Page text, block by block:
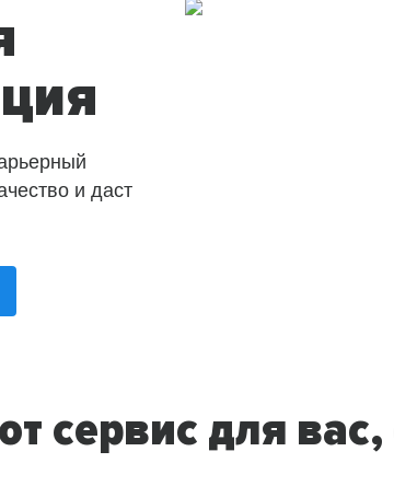
и даст
сервис для